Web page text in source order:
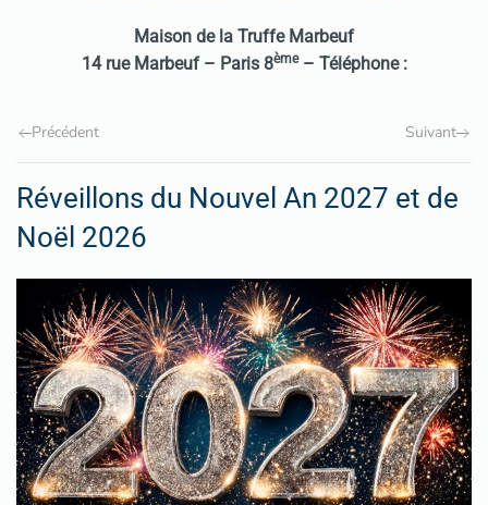
Maison de la Truffe Marbeuf
14 rue Marbeuf – Paris 8ème– Téléphone :
Précédent Suivant
Réveillons du Nouvel An 2027 et de
Noël 2026